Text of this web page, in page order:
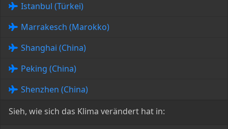
Istanbul (Türkei)
Marrakesch (Marokko)
Shanghai (China)
Peking (China)
Shenzhen (China)
Sieh, wie sich das Klima verändert hat in: